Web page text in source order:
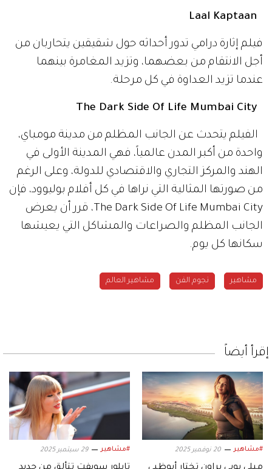
فيلم إثارة درامي تدور أحداثه حول شقيقين يتحاربان من
أجل الانتقام من بعضهما، وتزيد المغامرة بينهما
عندما تزيد العداوة في كل مرحلة.
الفيلم يتحدث عن الجانب المظلم من مدينة مومباي،
واحدة من أكبر المدن عالمياً، فهي المدينة الأولى في
الهند والمركز التجاري والاقتصادي للدولة، وعلى الرغم
من صورتها المثالية التي نراها في كل أفلام بوليوود، فإن
The Dark Side Of Life Mumbai City، قرر أن يعرض
الجانب المظلم والصراعات والمشاكل التي يعيشها
سكانها كل يوم.
مشاهير نجوم الفن مشاهير العالم
إقرأ أيضاً
#مشاهير 20 نوفمبر 2025 #مشاهير 29 سبتمبر 2025